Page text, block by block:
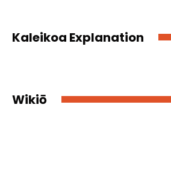
Kaleikoa Explanation
Wikiō